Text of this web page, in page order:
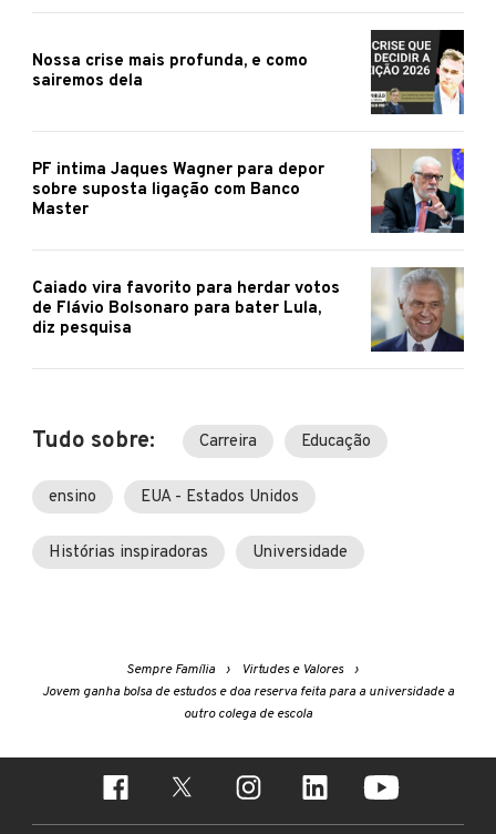
Nossa crise mais profunda, e como
sairemos dela
PF intima Jaques Wagner para depor
sobre suposta ligação com Banco
Master
Caiado vira favorito para herdar votos
de Flávio Bolsonaro para bater Lula,
diz pesquisa
Tudo sobre: Carreira Educação
ensino EUA - Estados Unidos
Histórias inspiradoras Universidade
Sempre Família
Virtudes e Valores
Jovem ganha bolsa de estudos e doa reserva feita para a universidade a
outro colega de escola